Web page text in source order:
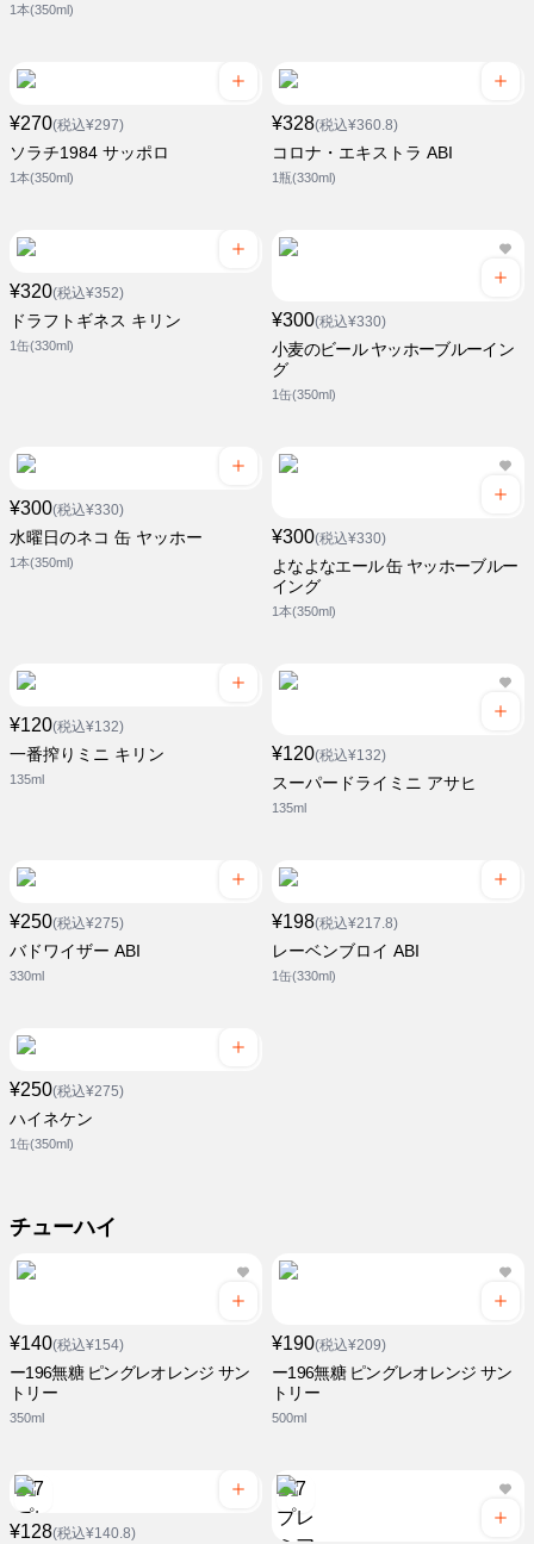
1本(350ml)
¥270(税込¥297)
ソラチ1984 サッポロ
1本(350ml)
¥328(税込¥360.8)
コロナ・エキストラ ABI
1瓶(330ml)
¥320(税込¥352)
ドラフトギネス キリン
1缶(330ml)
¥300(税込¥330)
小麦のビール ヤッホーブルーイン
グ
1缶(350ml)
¥300(税込¥330)
水曜日のネコ 缶 ヤッホー
1本(350ml)
¥300(税込¥330)
よなよなエール 缶 ヤッホーブルー
イング
1本(350ml)
¥120(税込¥132)
一番搾りミニ キリン
135ml
¥120(税込¥132)
スーパードライミニ アサヒ
135ml
¥250(税込¥275)
バドワイザー ABI
330ml
¥198(税込¥217.8)
レーベンブロイ ABI
1缶(330ml)
¥250(税込¥275)
ハイネケン
1缶(350ml)
チューハイ
¥140(税込¥154)
ー196無糖 ピングレオレンジ サン
トリー
350ml
¥190(税込¥209)
ー196無糖 ピングレオレンジ サン
トリー
500ml
¥128(税込¥140.8)